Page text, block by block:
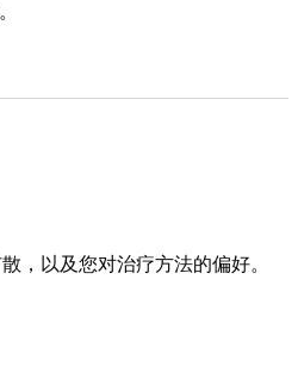
，以及您对治疗方法的偏好。